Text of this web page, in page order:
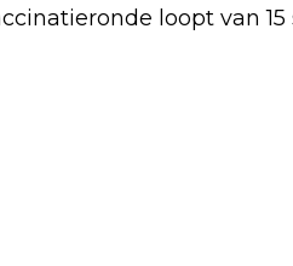
loopt van